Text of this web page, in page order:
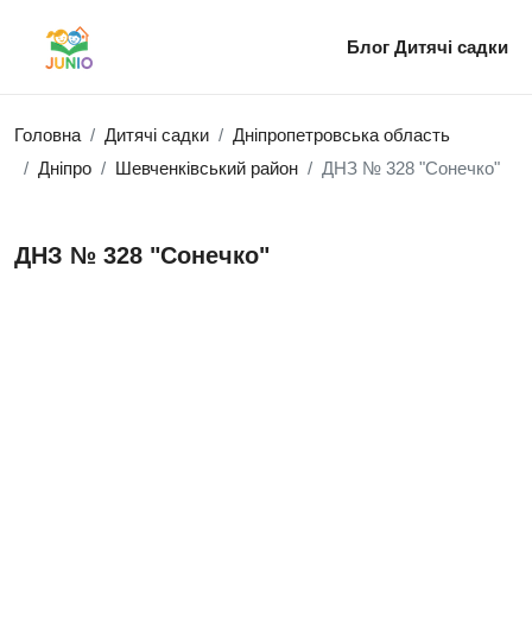
Блог Дитячі садки
Головна Дитячі садки
Дніпропетровська область
Дніпро
Шевченківський район ДНЗ № 328 "Сонечко"
ДНЗ № 328 "Сонечко"